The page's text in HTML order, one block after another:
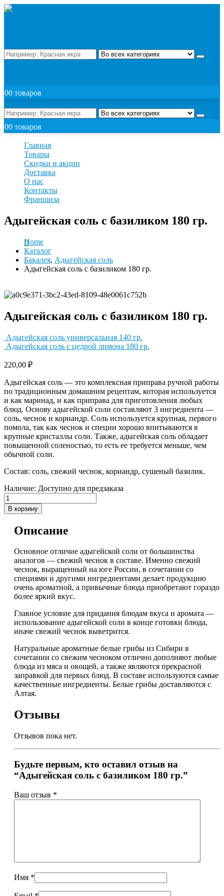
00 товаров
00 товаров
Главная
Товары
Скидки и акции
Доставка
О нас
Контакты
Франшиза
Адыгейская соль с базиликом 180 гр.
Home
Каталог
Бакалея, Адыгейская соль
Адыгейская соль с базиликом 180 гр.
Адыгейская соль с базиликом 180 гр.
Адыгейская соль универсальная 140 гр.
Адыгейская соль с цедрой лимона 180 гр.
220,00 ₽
Адыгейская соль — это комплексная приправа ручной работы
по традиционным домашним рецептам, которая используется
и как маринад, и как приправа для приготовления любых
блюд. Основу адыгейской соли составляют 3 ингредиента —
соль, чеснок и кориандр. Соль используется крупная, первого
помола, так как чеснок и специи хорошо впитываются в
крупные кристаллы соли. Также, адыгейская соль обладает
повышенной соленостью, то есть ее требуется меньше, чем
обычной соли.
Состав: соль, свежий чеснок, кориандр, сушеный базилик.
Наличие: Доступно для предзаказа
В корзину
Описание
Основное отличие адыгейской соли от большинства
аналогов — свежий чеснок в составе. Именно свежий
чеснок, выращенный на юге России, в сочетании со
специями и другими ингредиентами делает продукцию
очень ароматной, а привычные блюда приобретают гораздо
более яркий вкус.
Главное условие для придания блюдам вкуса и аромата —
использование адыгейской соли в конце готовки блюда,
иначе свежий чеснок выветрится.
Натуральные ароматные белые грибы из Сибири в
сочетании со свежим чесноком отлично дополняют любые
блюда из мяса и овощей, а также являются прекрасной
заправкой для первых блюд. В составе используются самые
качественные ингредиенты. Белые грибы доставляются с
Алтая.
Отзывы
Отзывов пока нет.
Будьте первым, кто оставил отзыв на
“Адыгейская соль с базиликом 180 гр.”
Ваш отзыв *
Имя *